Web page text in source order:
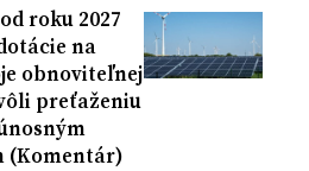
roku 2027
na
obnoviteľnej
preťaženiu
(Komentár)